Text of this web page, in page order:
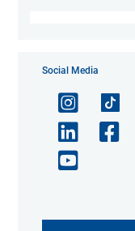
Social Media